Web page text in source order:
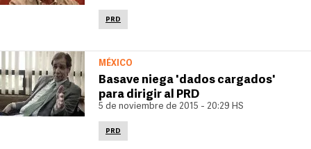
PRD
MÉXICO
Basave niega 'dados cargados'
para dirigir al PRD
5 de noviembre de 2015 - 20:29 HS
PRD